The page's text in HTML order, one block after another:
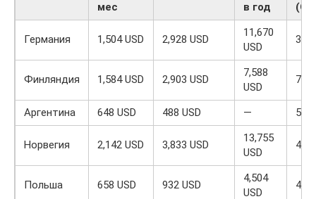
мес
в год
Германия 1,504 USD 2,928 USD
11,670
USD
38
Финляндия 1,584 USD 2,903 USD
7,588
USD
7
Аргентина 648 USD 488 USD — 5
Норвегия 2,142 USD 3,833 USD
13,755
USD
4
Польша 658 USD 932 USD
4,504
USD
4